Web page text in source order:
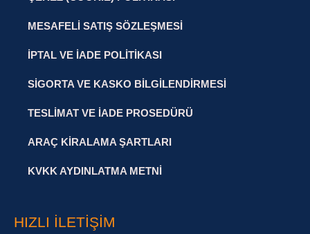
MESAFELI SATIŞ SÖZLEŞMESI
İPTAL VE İADE POLITIKASI
SIGORTA VE KASKO BILGILENDIRMESI
TESLIMAT VE İADE PROSEDÜRÜ
ARAÇ KIRALAMA ŞARTLARI
KVKK AYDINLATMA METNI
HIZLI İLETIŞIM